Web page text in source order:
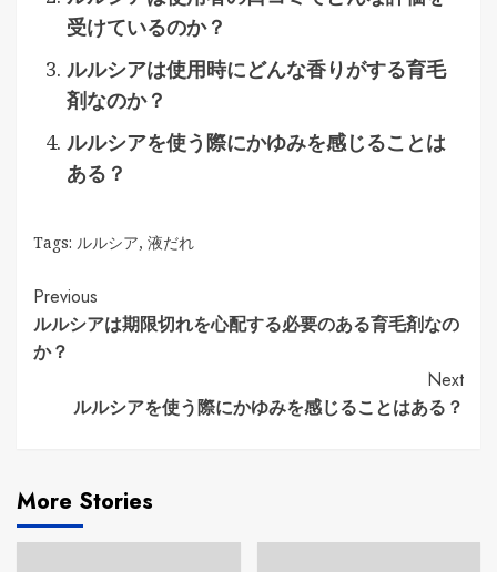
受けているのか？
ルルシアは使用時にどんな香りがする育毛
剤なのか？
ルルシアを使う際にかゆみを感じることは
ある？
Tags: ルルシア, 液だれ
Continue
Reading
Previous
ルルシアは期限切れを心配する必要のある育毛剤なの
か？
Next
ルルシアを使う際にかゆみを感じることはある？
More Stories